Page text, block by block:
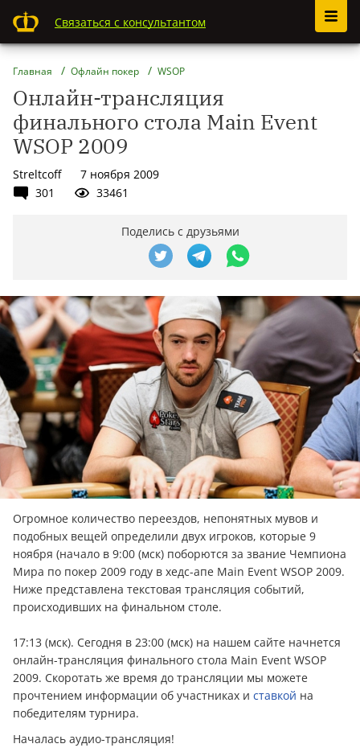
Связаться с консультантом
Главная Офлайн покер WSOP
Онлайн-трансляция
финального стола Main Event
WSOP 2009
Streltcoff
7 ноября 2009
301
33461
Поделись с друзьями
Огромное количество переездов, непонятных мувов и
подобных вещей определили двух игроков, которые 9
ноября (начало в 9:00 (мск) поборются за звание Чемпиона
Мира по покер 2009 году в хедс-апе Main Event WSOP 2009.
Ниже представлена текстовая трансляция событий,
происходивших на финальном столе.
17:13 (мск). Сегодня в 23:00 (мск) на нашем сайте начнется
онлайн-трансляция финального стола Main Event WSOP
2009. Скоротать же время до трансляции мы можете
прочтением информации об участниках и ставкой на
победителям турнира.
Началась аудио-трансляция!